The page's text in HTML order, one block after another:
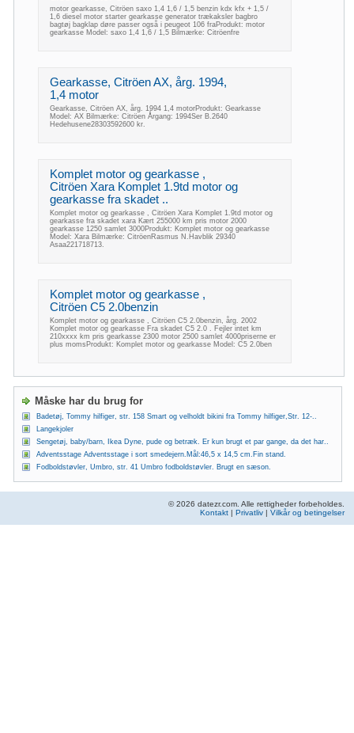
motor gearkasse, Citröen saxo 1,4 1,6 / 1,5 benzin kdx kfx + 1,5 /
1,6 diesel motor starter gearkasse generator trækaksler bagbro
bagtøj bagklap døre passer også i peugeot 106 fraProdukt: motor
gearkasse Model: saxo 1,4 1,6 / 1,5 Bilmærke: Citröenfre
Gearkasse, Citröen AX, årg. 1994,
1,4 motor
Gearkasse, Citröen AX, årg. 1994 1,4 motorProdukt: Gearkasse
Model: AX Bilmærke: Citröen Årgang: 1994Ser B.2640
Hedehusene28303592600 kr.
Komplet motor og gearkasse ,
Citröen Xara Komplet 1.9td motor og
gearkasse fra skadet ..
Komplet motor og gearkasse , Citröen Xara Komplet 1.9td motor og
gearkasse fra skadet xara Kært 255000 km pris motor 2000
gearkasse 1250 samlet 3000Produkt: Komplet motor og gearkasse
Model: Xara Bilmærke: CitröenRasmus N.Havblik 29340
Asaa221718713.
Komplet motor og gearkasse ,
Citröen C5 2.0benzin
Komplet motor og gearkasse , Citröen C5 2.0benzin, årg. 2002
Komplet motor og gearkasse Fra skadet C5 2.0 . Fejler intet km
210xxxx km pris gearkasse 2300 motor 2500 samlet 4000priserne er
plus momsProdukt: Komplet motor og gearkasse Model: C5 2.0ben
Måske har du brug for
Badetøj, Tommy hilfiger, str. 158 Smart og velholdt bikini fra Tommy hilfiger,Str. 12-..
Langekjoler
Sengetøj, baby/barn, Ikea Dyne, pude og betræk. Er kun brugt et par gange, da det har..
Adventsstage Adventsstage i sort smedejern.Mål:46,5 x 14,5 cm.Fin stand.
Fodboldstøvler, Umbro, str. 41 Umbro fodboldstøvler. Brugt en sæson.
© 2026 datezr.com. Alle rettigheder forbeholdes.
Kontakt | Privatliv | Vilkår og betingelser